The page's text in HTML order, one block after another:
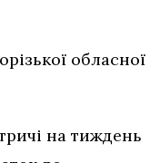
обласної
на тиждень